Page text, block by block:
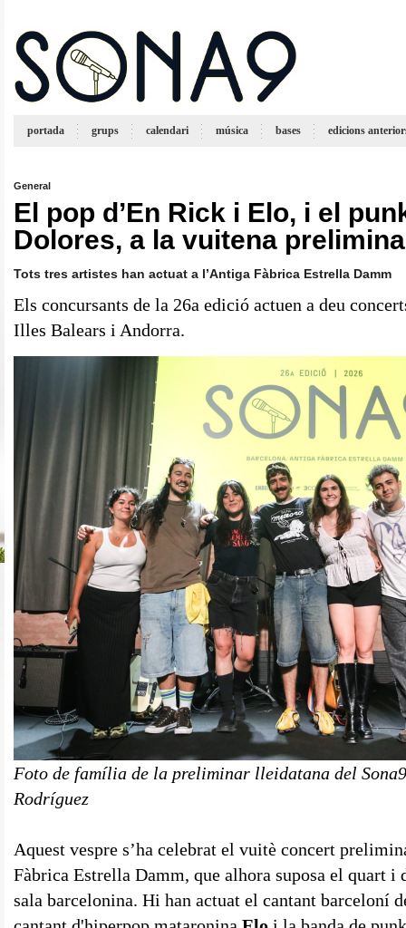
portada grups calendari música bases edicions
General
El pop d’En Rick i Elo, i el
Dolores, a la vuitena
Tots tres artistes han actuat a l’Antiga Fàbrica Estrella Damm
Els concursants de la 26a edició actuen a deu
Illes Balears i Andorra.
Foto de família de la preliminar lleidatana del
Rodríguez
Aquest vespre s’ha celebrat el vuitè concert
Fàbrica Estrella Damm, que alhora suposa el quart
sala barcelonina. Hi han actuat el cantant barceloní